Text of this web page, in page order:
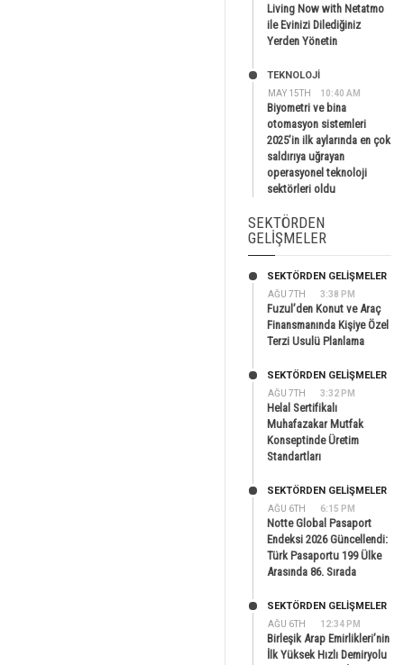
Living Now with Netatmo
ile Evinizi Dilediğiniz
Yerden Yönetin
MAY 15TH 10:40 AM
TEKNOLOJİ
Biyometri ve bina
otomasyon sistemleri
2025’in ilk aylarında en çok
saldırıya uğrayan
operasyonel teknoloji
sektörleri oldu
SEKTÖRDEN
GELIŞMELER
AĞU 7TH 3:38 PM
SEKTÖRDEN GELIŞMELER
Fuzul’den Konut ve Araç
Finansmanında Kişiye Özel
Terzi Usulü Planlama
AĞU 7TH 3:32 PM
SEKTÖRDEN GELIŞMELER
Helal Sertifikalı
Muhafazakar Mutfak
Konseptinde Üretim
Standartları
AĞU 6TH 6:15 PM
SEKTÖRDEN GELIŞMELER
Notte Global Pasaport
Endeksi 2026 Güncellendi:
Türk Pasaportu 199 Ülke
Arasında 86. Sırada
AĞU 6TH 12:34 PM
SEKTÖRDEN GELIŞMELER
Birleşik Arap Emirlikleri’nin
İlk Yüksek Hızlı Demiryolu